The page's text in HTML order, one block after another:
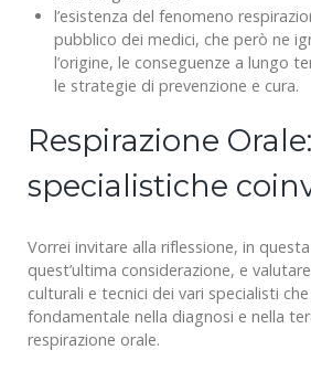
l’esistenza del fenomeno
pubblico dei medici, che però ne
l’origine, le conseguenze a lungo
le strategie di prevenzione e cura.
Respirazione
specialistiche
Vorrei invitare alla riflessione, in
quest’ultima considerazione, e
culturali e tecnici dei vari specialisti
fondamentale nella diagnosi e nella
respirazione orale.